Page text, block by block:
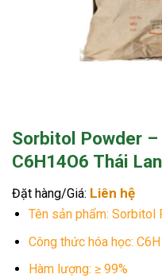
Sorbitol Powder
C6H14O6 Thái Lan
Đặt hàng/Giá: Liên hệ
Tên sản phẩm: Sorbitol
Công thức hóa học:
Hàm lượng: ≥ 99%